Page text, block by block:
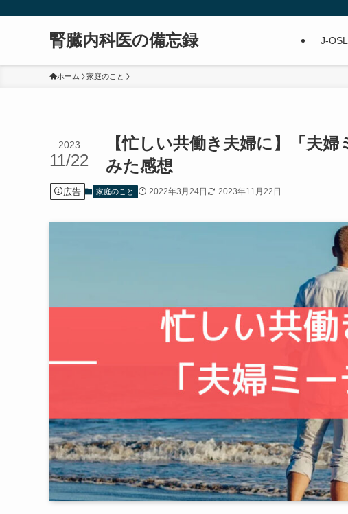
腎臓内科医の備忘録 J-
ホーム 家庭のこと
【忙しい共働き夫婦に】「夫
みた感想
2023
11/22
広告 家庭のこと 2022年3月24日 2023年11月22日